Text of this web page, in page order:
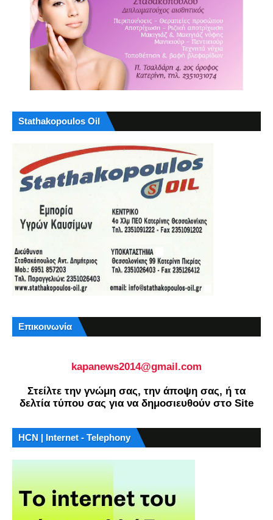
Stathakopoulos Oil
Επικοινωνία
kapanews2014@gmail.com
Στείλτε την γνώμη σας, την άποψη σας, ή τα
δελτία τύπου σας για να δημοσιευθούν στο Site
HCN | Internet - Telephony